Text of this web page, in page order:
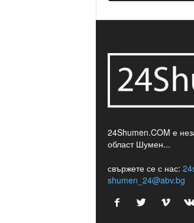
24Shumen.COM е
област Шумен...
свържете се с нас:
shumen_24@abv.bg